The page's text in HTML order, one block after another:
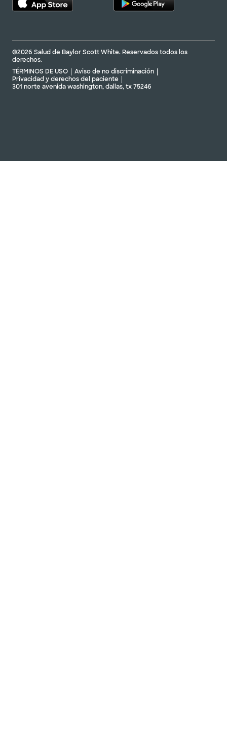
©2026 Salud de Baylor Scott White. Reservados todos los
derechos.
TÉRMINOS DE USO
Aviso de no discriminación
Privacidad y derechos del paciente
301 norte avenida washington, dallas, tx 75246